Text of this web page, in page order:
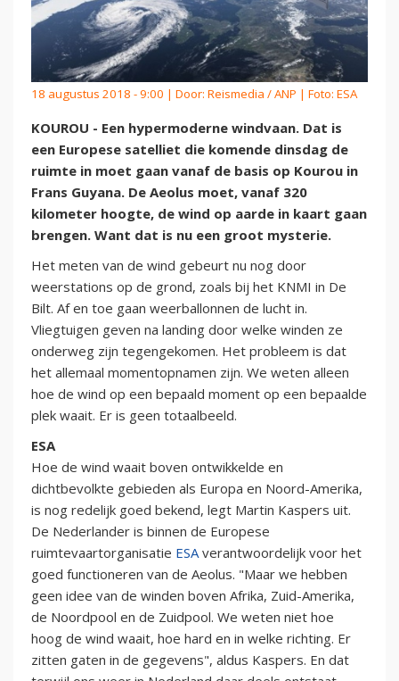
18 augustus 2018 - 9:00 | Door: Reismedia / ANP | Foto: ESA
KOUROU - Een hypermoderne windvaan. Dat is
een Europese satelliet die komende dinsdag de
ruimte in moet gaan vanaf de basis op Kourou in
Frans Guyana. De Aeolus moet, vanaf 320
kilometer hoogte, de wind op aarde in kaart gaan
brengen. Want dat is nu een groot mysterie.
Het meten van de wind gebeurt nu nog door
weerstations op de grond, zoals bij het KNMI in De
Bilt. Af en toe gaan weerballonnen de lucht in.
Vliegtuigen geven na landing door welke winden ze
onderweg zijn tegengekomen. Het probleem is dat
het allemaal momentopnamen zijn. We weten alleen
hoe de wind op een bepaald moment op een bepaalde
plek waait. Er is geen totaalbeeld.
ESA
Hoe de wind waait boven ontwikkelde en
dichtbevolkte gebieden als Europa en Noord-Amerika,
is nog redelijk goed bekend, legt Martin Kaspers uit.
De Nederlander is binnen de Europese
ruimtevaartorganisatie ESAverantwoordelijk voor het
goed functioneren van de Aeolus. "Maar we hebben
geen idee van de winden boven Afrika, Zuid-Amerika,
de Noordpool en de Zuidpool. We weten niet hoe
hoog de wind waait, hoe hard en in welke richting. Er
zitten gaten in de gegevens", aldus Kaspers. En dat